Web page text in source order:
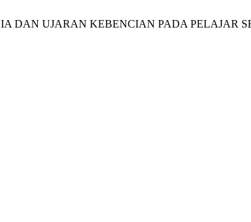
DAN UJARAN KEBENCIAN PADA PELAJAR